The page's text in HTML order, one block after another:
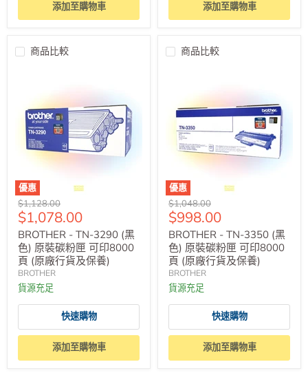
添加至購物車 添加至購物車
商品比較
優惠
原
價
$1,128.00
售
價
$1,078.00
BROTHER - TN-3290 (黑
色) 原裝碳粉匣 可印8000
頁 (原廠行貨及保養)
BROTHER
貨源充足
快速購物
添加至購物車
商品比較
優惠
原
價
$1,048.00
售
價
$998.00
BROTHER - TN-3350 (黑
色) 原裝碳粉匣 可印8000
頁 (原廠行貨及保養)
BROTHER
貨源充足
快速購物
添加至購物車